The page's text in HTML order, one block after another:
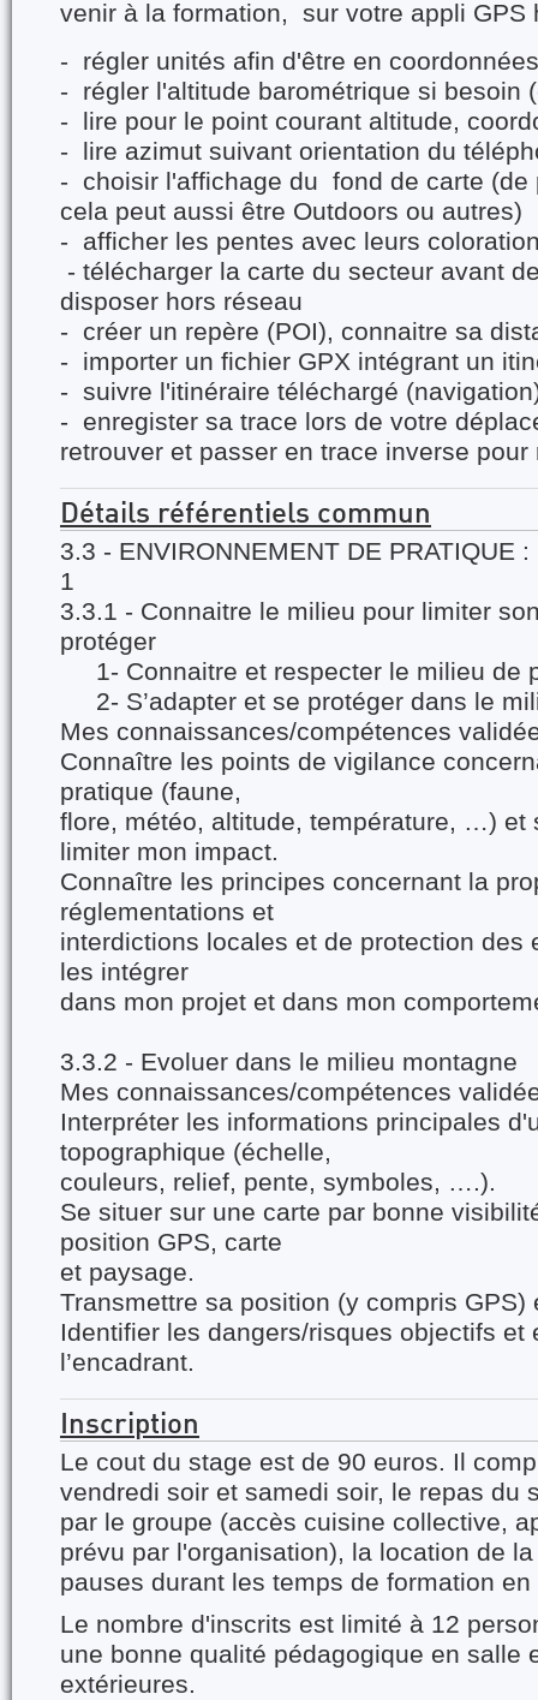
venir à la formation, sur votre appli
- régler unités afin d'être en
- régler l'altitude barométrique si besoin
- lire pour le point courant altitude,
- lire azimut suivant orientation du
- choisir l'affichage du fond de carte (de
cela peut aussi être Outdoors ou autres)
- afficher les pentes avec leurs
- télécharger la carte du secteur avant
disposer hors réseau
- créer un repère (POI), connaitre sa
- importer un fichier GPX intégrant un
- suivre l'itinéraire téléchargé
- enregister sa trace lors de votre
retrouver et passer en trace inverse
Détails référentiels commun
3.3 - ENVIRONNEMENT DE PRATIQUE
1
3.3.1 - Connaitre le milieu pour limiter
protéger
1- Connaitre et respecter le milieu de
2- S’adapter et se protéger dans le
Mes connaissances/compétences
Connaître les points de vigilance
pratique (faune,
flore, météo, altitude, température, …) et
limiter mon impact.
Connaître les principes concernant la
réglementations et
interdictions locales et de protection des
les intégrer
dans mon projet et dans mon
3.3.2 - Evoluer dans le milieu montagne
Mes connaissances/compétences
Interpréter les informations principales
topographique (échelle,
couleurs, relief, pente, symboles, ….).
Se situer sur une carte par bonne
position GPS, carte
et paysage.
Transmettre sa position (y compris GPS)
Identifier les dangers/risques objectifs et
l’encadrant.
Inscription
Le cout du stage est de 90 euros. Il
vendredi soir et samedi soir, le repas du
par le groupe (accès cuisine collective,
prévu par l'organisation), la location de
pauses durant les temps de formation en
Le nombre d'inscrits est limité à 12
une bonne qualité pédagogique en salle
extérieures.